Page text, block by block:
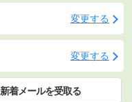
変更する
変更する
新着メールを受取る